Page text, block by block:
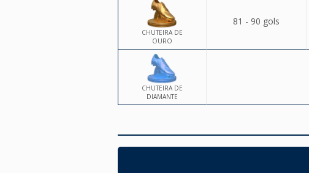
CHUTEIRA DE
OURO
81 - 90 gols
CHUTEIRA DE
DIAMANTE